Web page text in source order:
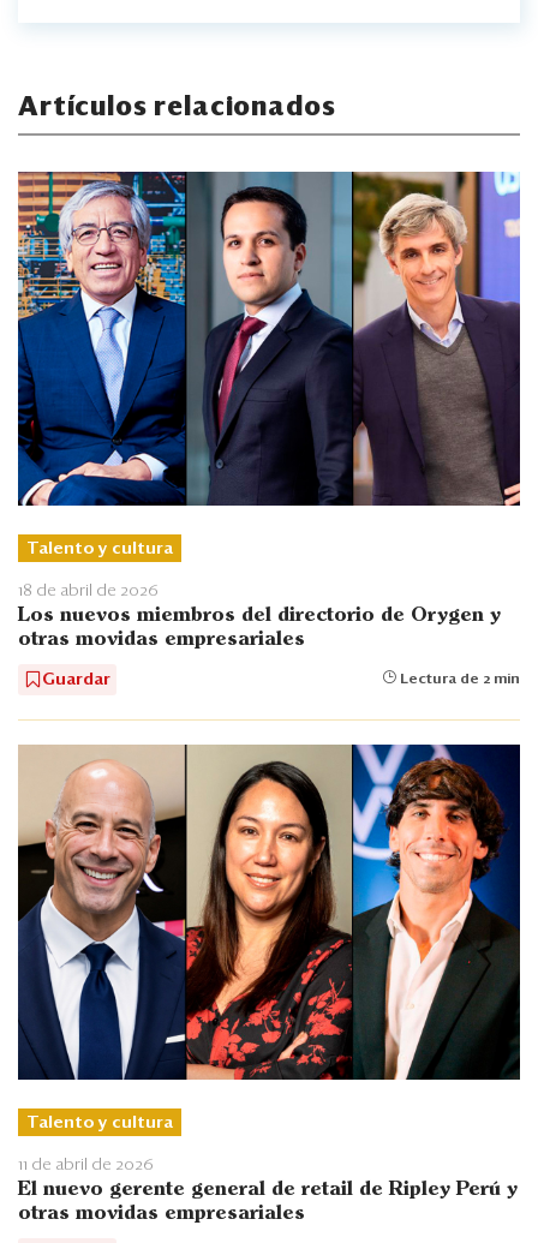
Artículos relacionados
Talento y cultura
18 de abril de 2026
Los nuevos miembros del directorio de Orygen y
otras movidas empresariales
Guardar Lectura de 2 min
Talento y cultura
11 de abril de 2026
El nuevo gerente general de retail de Ripley Perú y
otras movidas empresariales